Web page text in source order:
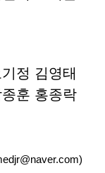
정 김영태
훈 홍종락